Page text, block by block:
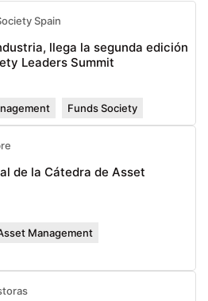
Spain
llega la segunda edición
Leaders Summit
Funds Society
de la Cátedra de Asset
Management